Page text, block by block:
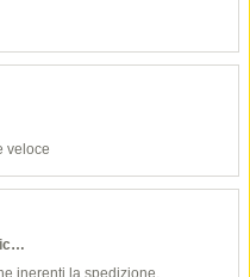
veloce
inerenti la spedizione.